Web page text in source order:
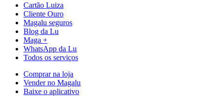
Cartão Luiza
Cliente Ouro
Magalu seguros
Blog da Lu
Maga +
WhatsApp da Lu
Todos os serviços
Comprar na loja
Vender no Magalu
Baixe o aplicativo